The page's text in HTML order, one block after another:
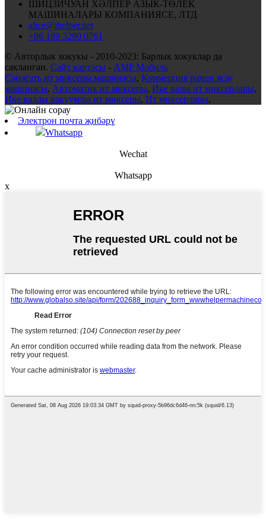
ШИЦЗИЧУАН ХӘЛПЕР АЗЫК-ТӨЛЕК
МАШИНАЛАРЫ КОМПАНИЯСЕ, ЛТД
alice@ihelper.net
+86 189 3290 0761
© Авторлык хокукы - 2010-2023: Барлык хокуклар да
сакланган. Сайт картасы - AMP Мобиль
Сәнәгать ит миксеры машинасы, Коммерция рамен ясау
машинасы, Автоматик ит миксеры, Ике валы ит миксерлары,
Ике валлы вакуумлы ит миксеры, Ит миксерлары,
Электрон почта җибәрү
Whatsapp
Wechat
Whatsapp
x